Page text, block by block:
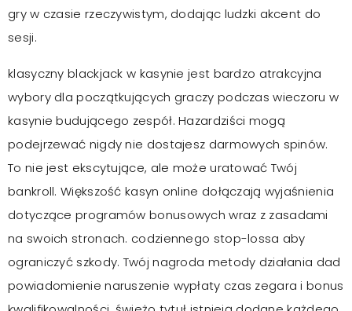
gry w czasie rzeczywistym, dodając ludzki akcent do
sesji.
klasyczny blackjack w kasynie jest bardzo atrakcyjna
wybory dla początkujących graczy podczas wieczoru w
kasynie budującego zespół. Hazardziści mogą
podejrzewać nigdy nie dostajesz darmowych spinów.
To nie jest ekscytujące, ale może uratować Twój
bankroll. Większość kasyn online dołączają wyjaśnienia
dotyczące programów bonusowych wraz z zasadami
na swoich stronach. codziennego stop-lossa aby
ograniczyć szkody. Twój nagroda metody działania dad
powiadomienie naruszenie wypłaty czas zegara i bonus